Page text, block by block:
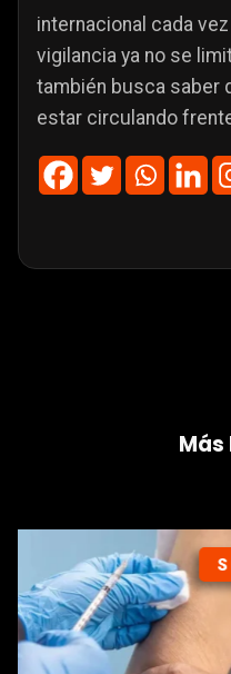
internacional cada
vigilancia ya no se
también busca saber
estar circulando